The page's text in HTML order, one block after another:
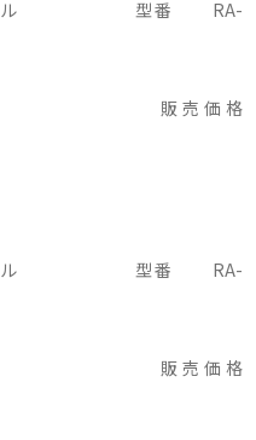
ーテル 型番 RA-
み） 販売価格
ーテル 型番 RA-
み） 販売価格